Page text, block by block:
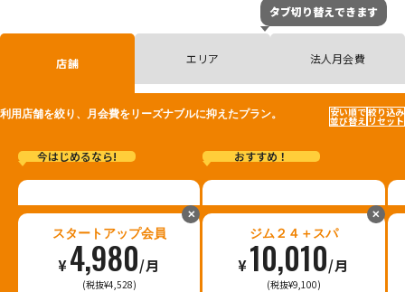
タブ切り替えできます
店舗 エリア 法人月会費
利用店舗を絞り、月会費をリーズナブルに抑えたプラン。 安い順で
並び替え
絞り込み
リセット
今はじめるなら!
✕
スタートアップ会員
¥4,980/月
(税抜¥4,528)
おすすめ！
✕
ジム２４＋スパ
¥10,010/月
(税抜¥9,100)